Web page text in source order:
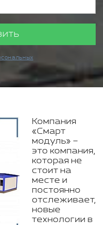
Компания
«Смарт
модуль» –
это компания,
которая не
стоит на
месте и
постоянно
отслеживает,
новые
технологии в